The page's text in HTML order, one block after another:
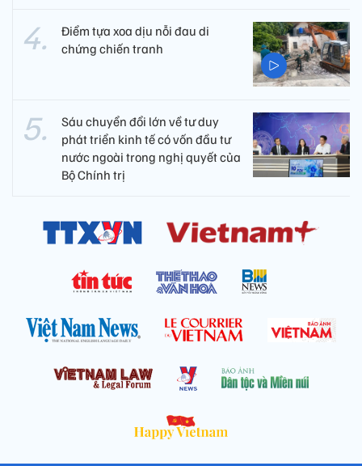
Điểm tựa xoa dịu nỗi đau di
chứng chiến tranh
Sáu chuyển đổi lớn về tư duy
phát triển kinh tế có vốn đầu tư
nước ngoài trong nghị quyết của
Bộ Chính trị